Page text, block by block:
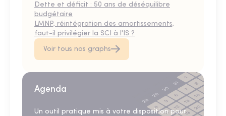
Dette et déficit : 50 ans de déséquilibre
budgétaire
LMNP, réintégration des amortissements,
faut-il privilégier la SCI à l'IS ?
Voir tous nos graphs
Agenda
Un outil pratique mis à votre disposition pour